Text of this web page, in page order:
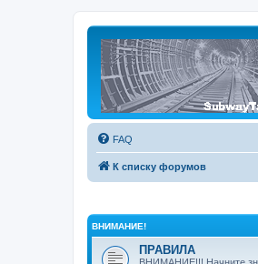
FAQ
К списку форумов
ВНИМАНИЕ!
ПРАВИЛА
ВНИМАНИЕ!!! Начните